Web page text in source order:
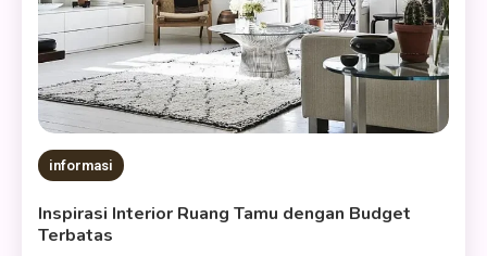
informasi
Inspirasi Interior Ruang Tamu dengan Budget
Terbatas